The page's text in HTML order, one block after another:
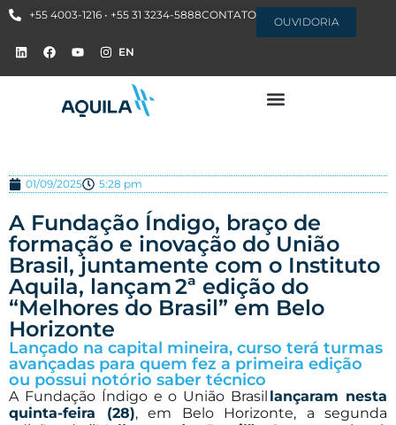
+55 4003-1216 • +55 31 3234-5888CONTATO
OUVIDORIA
EN
01/09/2025 5:28 pm
A Fundação Índigo, braço de
formação e inovação do União
Brasil, juntamente com o Instituto
Aquila, lançam 2ª edição do
“Melhores do Brasil” em Belo
Horizonte
Lançado na capital mineira, curso terá turmas
avançadas para quem fez a primeira edição
ou possui notório saber técnico
A Fundação Índigo e o União Brasil lançaram nesta
quinta-feira (28), em Belo Horizonte, a segunda